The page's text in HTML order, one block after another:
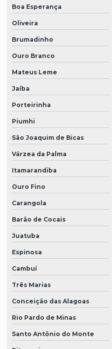
Boa Esperança
Oliveira
Brumadinho
Ouro Branco
Mateus Leme
Jaíba
Porteirinha
Piumhi
São Joaquim de Bicas
Várzea da Palma
Itamarandiba
Ouro Fino
Carangola
Barão de Cocais
Juatuba
Espinosa
Cambuí
Três Marias
Conceição das Alagoas
Rio Pardo de Minas
Santo Antônio do Monte